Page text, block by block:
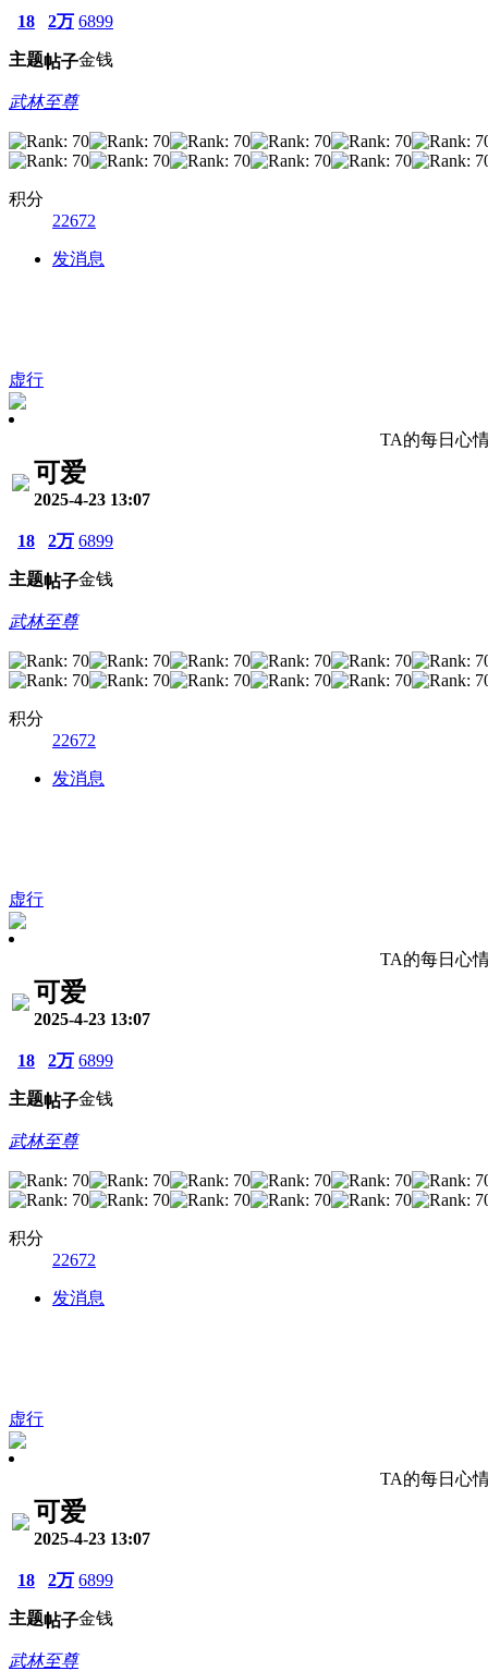
18
主题
2万
帖子
6899
金钱
武林至尊
积分
22672
发消息
虚行
TA的每日心
可爱
2025-4-23 13:07
18
主题
2万
帖子
6899
金钱
武林至尊
积分
22672
发消息
虚行
TA的每日心
可爱
2025-4-23 13:07
18
主题
2万
帖子
6899
金钱
武林至尊
积分
22672
发消息
虚行
TA的每日心
可爱
2025-4-23 13:07
18
主题
2万
帖子
6899
金钱
武林至尊